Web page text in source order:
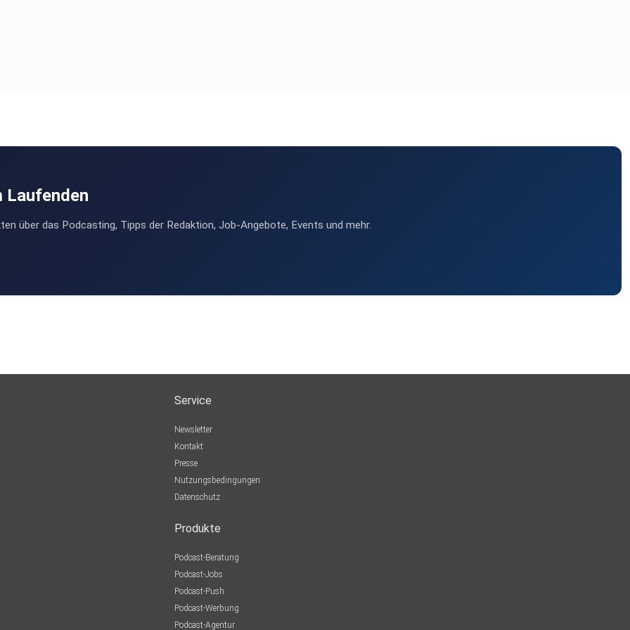
Laufenden
über das Podcasting, Tipps der Redaktion, Job-Angebote, Events und mehr.
Service
Newsletter
Kontakt
Presse
Nutzungsbedingungen
Datenschutz
Produkte
Podcast-Beratung
Podcast-Jobs
Podcast-Push
Podcast-Werbung
Podcast-Agentur